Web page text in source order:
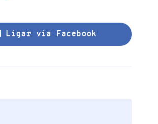
Ligar via Facebook